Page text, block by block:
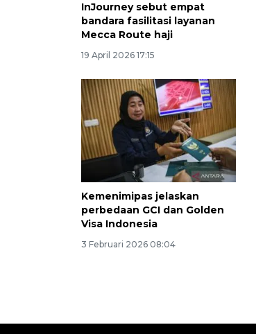
InJourney sebut empat
bandara fasilitasi layanan
Mecca Route haji
19 April 2026 17:15
Kemenimipas jelaskan
perbedaan GCI dan Golden
Visa Indonesia
3 Februari 2026 08:04